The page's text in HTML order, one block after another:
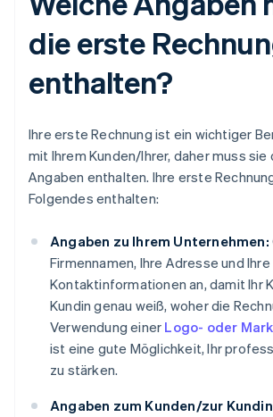
die erste
enthalten?
Ihre erste Rechnung ist ein wichtiger
mit Ihrem Kunden/Ihrer, daher muss sie
Angaben enthalten. Ihre erste
Folgendes enthalten:
Angaben zu Ihrem Unternehmen:
Firmennamen, Ihre Adresse und Ihre
Kontaktinformationen an, damit Ihr
Kundin genau weiß, woher die
Verwendung einer Logo- oder
ist eine gute Möglichkeit, Ihr
zu stärken.
Angaben zum Kunden/zur